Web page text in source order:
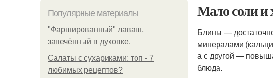
Популярные материалы
"Фаршированный" лаваш,
запечённый в духовке.
Салаты с сухариками: топ - 7
любимых рецептов?
Мало соли и
Блины —
минералами
а с другой —
блюда.